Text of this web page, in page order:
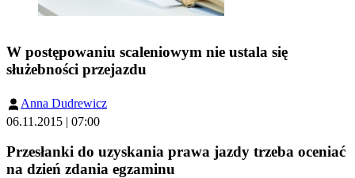
W postępowaniu scaleniowym nie ustala się
służebności przejazdu
Anna Dudrewicz
06.11.2015 | 07:00
Przesłanki do uzyskania prawa jazdy trzeba oceniać
na dzień zdania egzaminu